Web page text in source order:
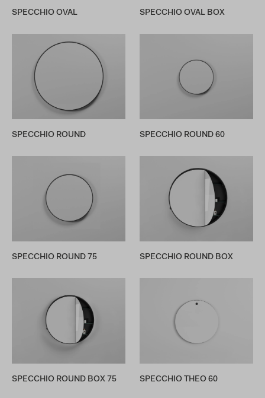
SPECCHIO OVAL SPECCHIO OVAL BOX
SPECCHIO ROUND SPECCHIO ROUND 60
SPECCHIO ROUND 75 SPECCHIO ROUND BOX
SPECCHIO ROUND BOX 75 SPECCHIO THEO 60